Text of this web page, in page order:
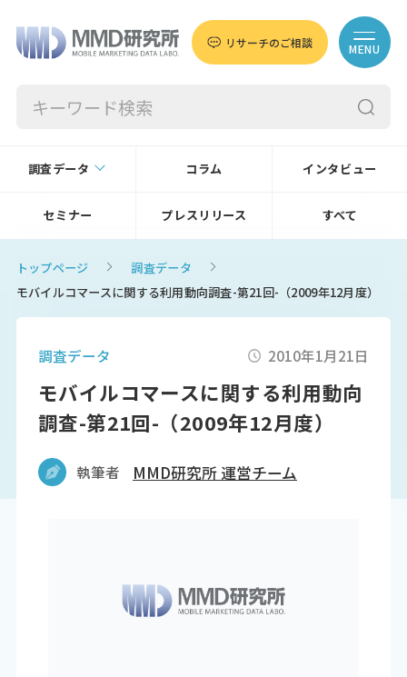
リサーチのご相談 MENU
調査データ コラム インタビュー
セミナー プレスリリース すべて
トップページ
調査データ
モバイルコマースに関する利用動向調査-第21回-（2009年12月度）
調査データ 2010年1月21日
モバイルコマースに関する利用動向
調査-第21回-（2009年12月度）
執筆者 MMD研究所 運営チーム